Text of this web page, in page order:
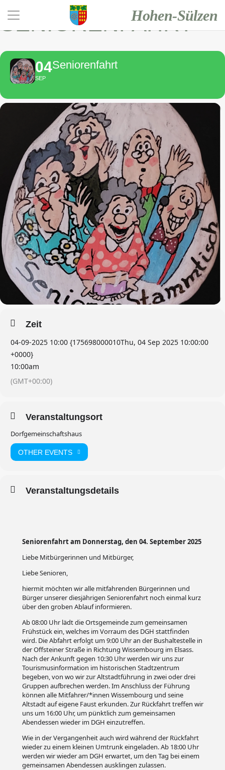
Hohen-Sülzen
SENIORENFAHRT
04
SEP
Seniorenfahrt
Zeit
04-09-2025 10:00 {175698000010Thu, 04 Sep 2025 10:00:00
+0000}
10:00am
(GMT+00:00)
Veranstaltungsort
Dorfgemeinschaftshaus
OTHER EVENTS
Veranstaltungsdetails
Seniorenfahrt am Donnerstag, den 04. September 2025
Liebe Mitbürgerinnen und Mitbürger,
Liebe Senioren,
hiermit möchten wir alle mitfahrenden Bürgerinnen und
Bürger unserer diesjährigen Seniorenfahrt noch einmal kurz
über den groben Ablauf informieren.
Ab 08:00 Uhr lädt die Ortsgemeinde zum gemeinsamen
Frühstück ein, welches im Vorraum des DGH stattfinden
wird. Die Abfahrt erfolgt um 9:00 Uhr an der Bushaltestelle in
der Offsteiner Straße in Richtung Wissembourg im Elsass.
Nach der Ankunft gegen 10:30 Uhr werden wir uns zur
Tourismusinformation im historischen Stadtzentrum
begeben, von wo wir zur Altstadtführung in zwei oder drei
Gruppen aufbrechen werden. Im Anschluss der Führung
können alle Mitfahrer/*innen Wissembourg und seine
Altstadt auf eigene Faust erkunden. Zur Rückfahrt treffen wir
uns um 16:00 Uhr, um pünktlich zum gemeinsamen
Abendessen wieder im DGH einzutreffen.
Wie in der Vergangenheit auch wird während der Rückfahrt
wieder zu einem kleinen Umtrunk eingeladen. Ab 18:00 Uhr
werden wir wieder am DGH erwartet, um den Tag bei einem
gemeinsamen Abendessen ausklingen zulassen.